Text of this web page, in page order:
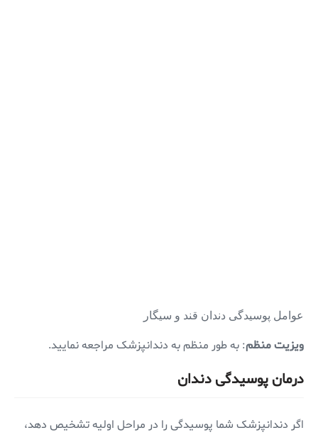
عوامل پوسیدگی دندان قند و سیگار
ویزیت منظم: به طور منظم به دندانپزشک مراجعه نمایید.
درمان پوسیدگی دندان
اگر دندانپزشک شما پوسیدگی را در مراحل اولیه تشخیص دهد،